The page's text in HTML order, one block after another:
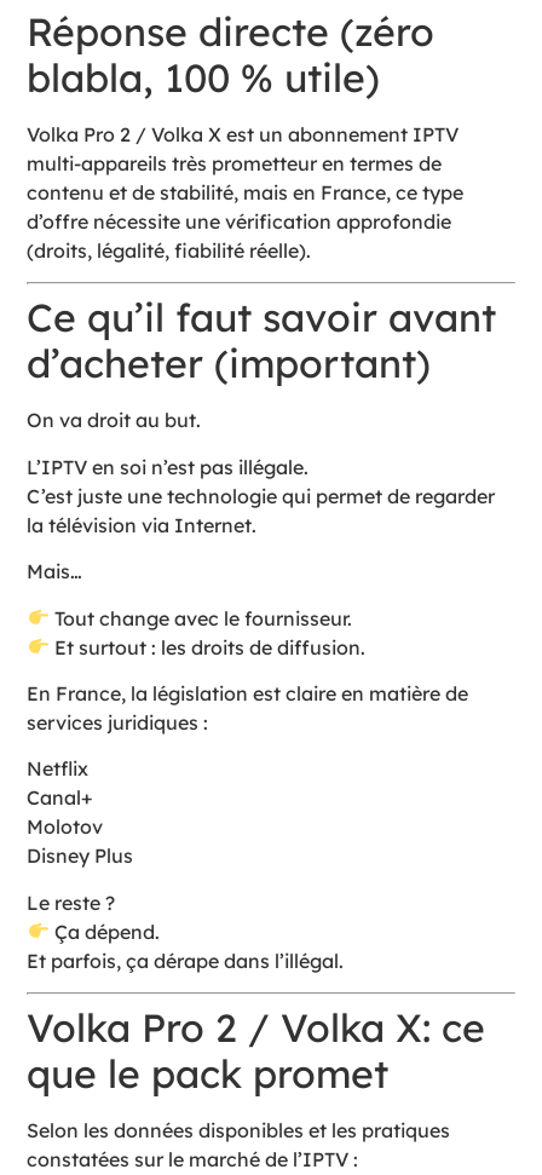
Réponse directe (zéro
blabla, 100 % utile)
Volka Pro 2 / Volka X est un abonnement IPTV
multi-appareils très prometteur en termes de
contenu et de stabilité, mais en France, ce type
d’offre nécessite une vérification approfondie
(droits, légalité, fiabilité réelle).
Ce qu’il faut savoir avant
d’acheter (important)
On va droit au but.
L’IPTV en soi n’est pas illégale.
C’est juste une technologie qui permet de regarder
la télévision via Internet.
Mais…
Tout change avec le fournisseur.
Et surtout : les droits de diffusion.
En France, la législation est claire en matière de
services juridiques :
Netflix
Canal+
Molotov
Disney Plus
Le reste ?
Ça dépend.
Et parfois, ça dérape dans l’illégal.
Volka Pro 2 / Volka X: ce
que le pack promet
Selon les données disponibles et les pratiques
constatées sur le marché de l’IPTV :